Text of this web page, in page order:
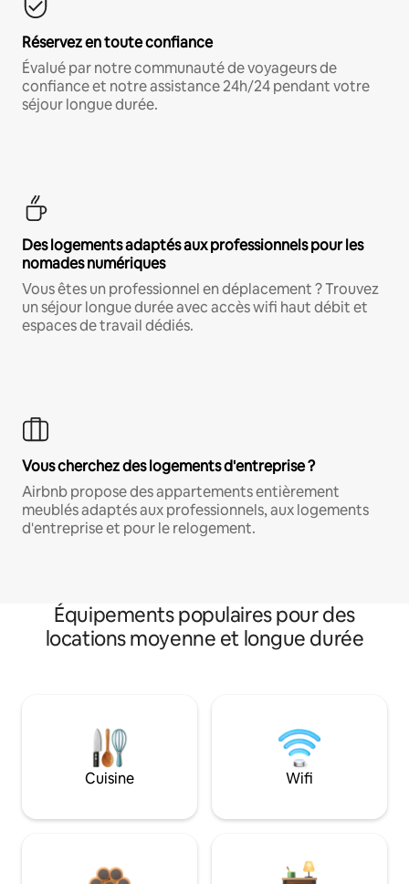
Réservez en toute confiance
Évalué par notre communauté de voyageurs de
confiance et notre assistance 24h/24 pendant votre
séjour longue durée.
Des logements adaptés aux professionnels pour les
nomades numériques
Vous êtes un professionnel en déplacement ? Trouvez
un séjour longue durée avec accès wifi haut débit et
espaces de travail dédiés.
Vous cherchez des logements d'entreprise ?
Airbnb propose des appartements entièrement
meublés adaptés aux professionnels, aux logements
d'entreprise et pour le relogement.
Équipements populaires pour des
locations moyenne et longue durée
Cuisine Wifi